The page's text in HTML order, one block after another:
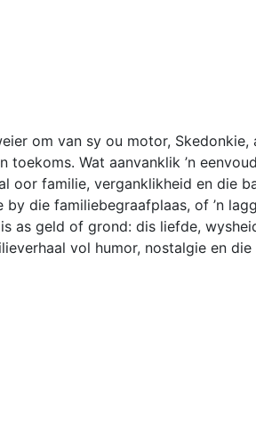
om van sy ou motor,
Wat aanvanklik ’n
oor familie, verganklikheid en die
by die familiebegraafplaas, of ’n
as geld of grond: dis liefde,
vol humor, nostalgie en